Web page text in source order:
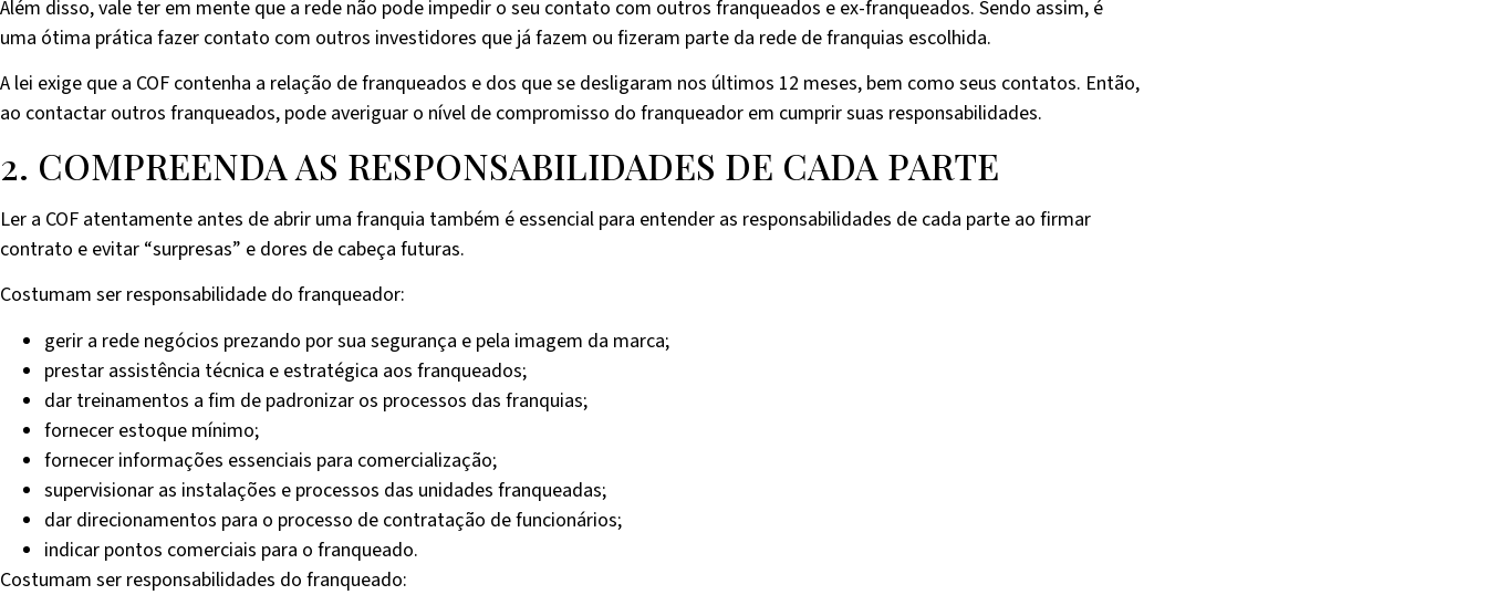
Além disso, vale ter em mente que a rede não pode impedir o seu contato com outros franqueados e ex-franqueados. Sendo assim, é
uma ótima prática fazer contato com outros investidores que já fazem ou fizeram parte da rede de franquias escolhida.
A lei exige que a COF contenha a relação de franqueados e dos que se desligaram nos últimos 12 meses, bem como seus contatos. Então,
ao contactar outros franqueados, pode averiguar o nível de compromisso do franqueador em cumprir suas responsabilidades.
2. COMPREENDA AS RESPONSABILIDADES DE CADA PARTE
Ler a COF atentamente antes de abrir uma franquia também é essencial para entender as responsabilidades de cada parte ao firmar
contrato e evitar “surpresas” e dores de cabeça futuras.
Costumam ser responsabilidade do franqueador:
gerir a rede negócios prezando por sua segurança e pela imagem da marca;
prestar assistência técnica e estratégica aos franqueados;
dar treinamentos a fim de padronizar os processos das franquias;
fornecer estoque mínimo;
fornecer informações essenciais para comercialização;
supervisionar as instalações e processos das unidades franqueadas;
dar direcionamentos para o processo de contratação de funcionários;
indicar pontos comerciais para o franqueado.
Costumam ser responsabilidades do franqueado: